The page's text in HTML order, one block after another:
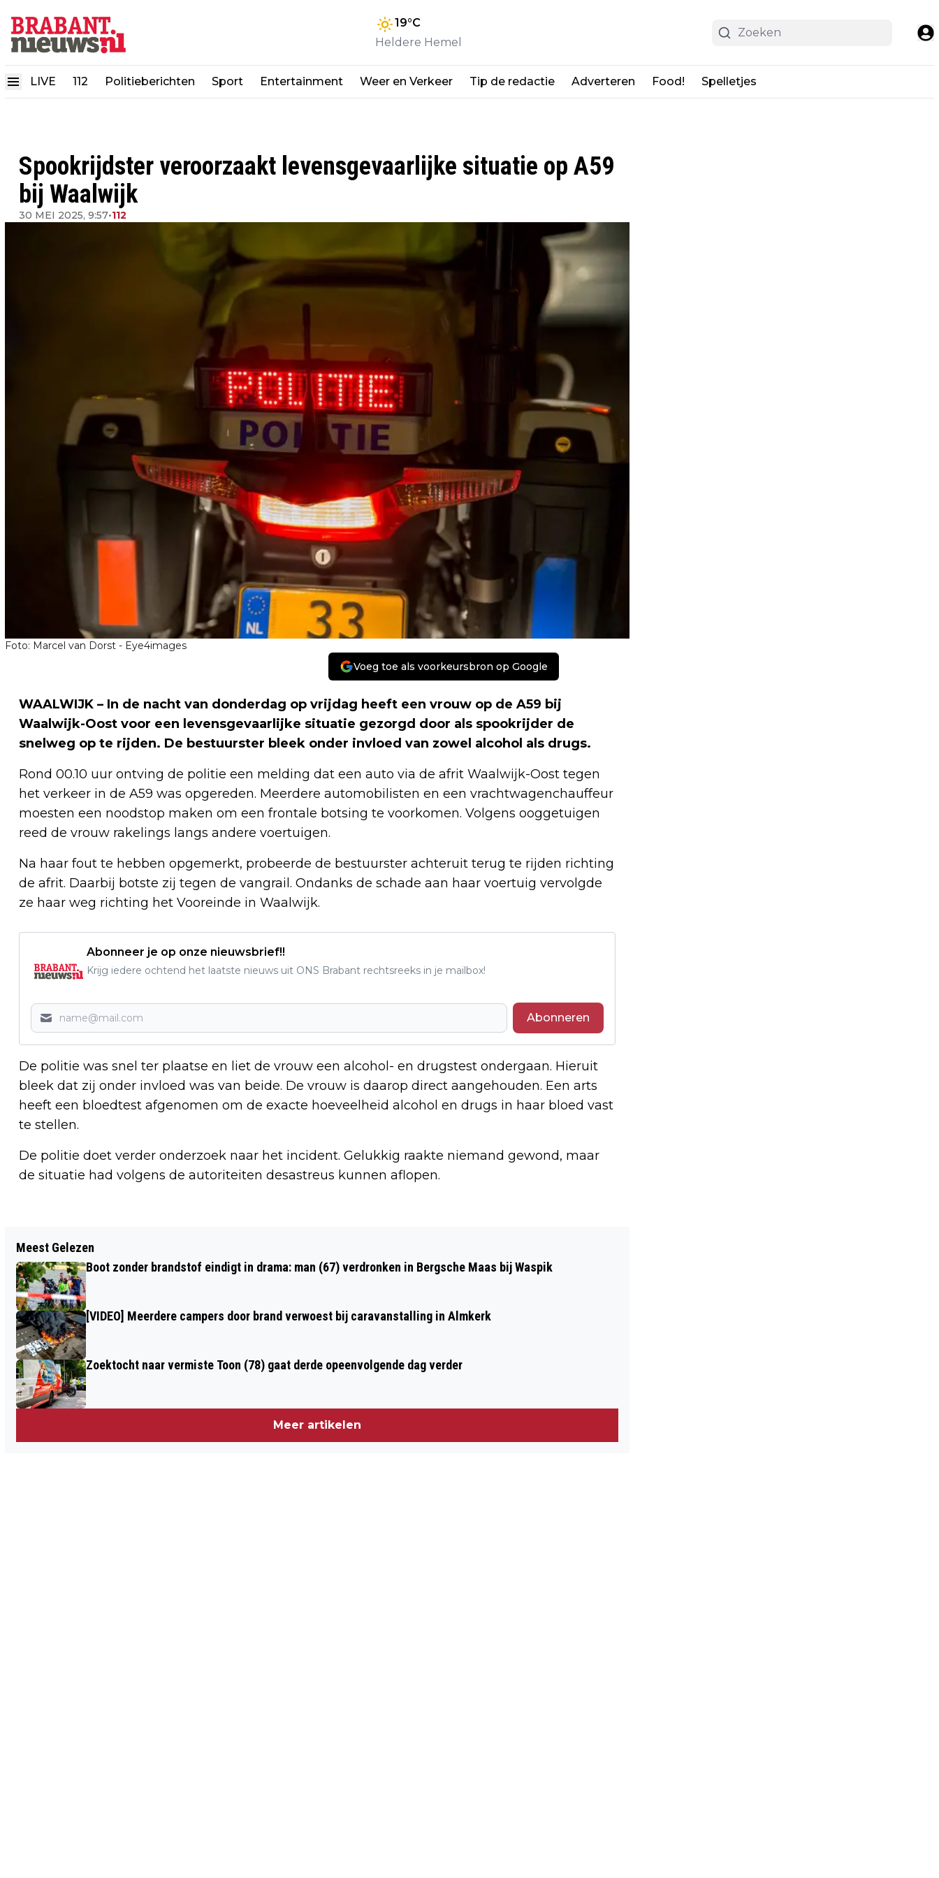
19°C
Heldere Hemel
LIVE 112 Politieberichten Sport Entertainment Weer en Verkeer Tip de redactie Adverteren Food! Spelletjes
Spookrijdster veroorzaakt levensgevaarlijke situatie op A59
bij Waalwijk
30 MEI 2025, 9:57•112
Foto: Marcel van Dorst - Eye4images
Voeg toe als voorkeursbron op Google
WAALWIJK – In de nacht van donderdag op vrijdag heeft een vrouw op de A59 bij
Waalwijk-Oost voor een levensgevaarlijke situatie gezorgd door als spookrijder de
snelweg op te rijden. De bestuurster bleek onder invloed van zowel alcohol als drugs.
Rond 00.10 uur ontving de politie een melding dat een auto via de afrit Waalwijk-Oost tegen
het verkeer in de A59 was opgereden. Meerdere automobilisten en een vrachtwagenchauffeur
moesten een noodstop maken om een frontale botsing te voorkomen. Volgens ooggetuigen
reed de vrouw rakelings langs andere voertuigen.
Na haar fout te hebben opgemerkt, probeerde de bestuurster achteruit terug te rijden richting
de afrit. Daarbij botste zij tegen de vangrail. Ondanks de schade aan haar voertuig vervolgde
ze haar weg richting het Vooreinde in Waalwijk.
Abonneer je op onze nieuwsbrief!!
Krijg iedere ochtend het laatste nieuws uit ONS Brabant rechtsreeks in je mailbox!
Abonneren
De politie was snel ter plaatse en liet de vrouw een alcohol- en drugstest ondergaan. Hieruit
bleek dat zij onder invloed was van beide. De vrouw is daarop direct aangehouden. Een arts
heeft een bloedtest afgenomen om de exacte hoeveelheid alcohol en drugs in haar bloed vast
te stellen.
De politie doet verder onderzoek naar het incident. Gelukkig raakte niemand gewond, maar
de situatie had volgens de autoriteiten desastreus kunnen aflopen.
ZWAARGEWONDE BIJ ERNSTIG
ONGEVAL OP RINGBAAN NOORD IN
TILBURG
KIEST VOOR BUITENLANDS AVONTUUR
Meest Gelezen
Boot zonder brandstof eindigt in drama: man (67) verdronken in Bergsche Maas bij Waspik
[VIDEO] Meerdere campers door brand verwoest bij caravanstalling in Almkerk
Zoektocht naar vermiste Toon (78) gaat derde opeenvolgende dag verder
Meer artikelen